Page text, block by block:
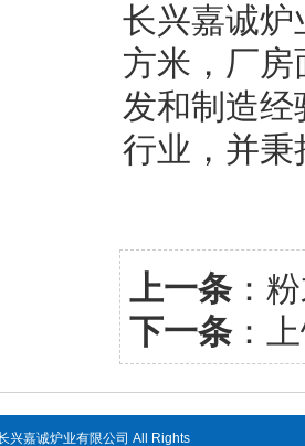
长兴嘉诚炉
方米，厂
发和制造经
行业，并秉
上一条：
下一条：
兴嘉诚炉业有限公司 All Rights